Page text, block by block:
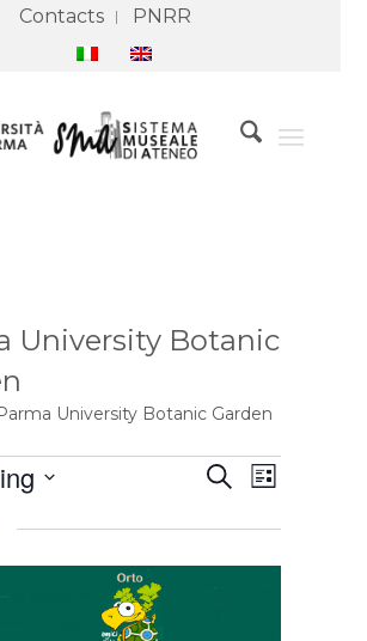
Contacts PNRR
University Botanic
University Botanic Garden
Events
Search
Navigation
SearchEvent
Views
List